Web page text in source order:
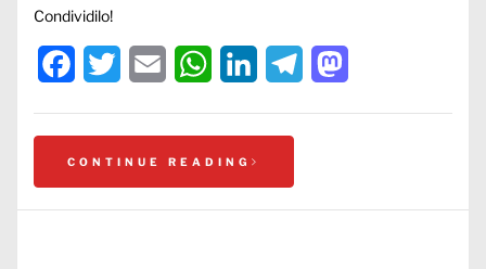
Condividilo!
Facebook
Twitter Email WhatsAppLinkedInTelegram
CONTINUE READING